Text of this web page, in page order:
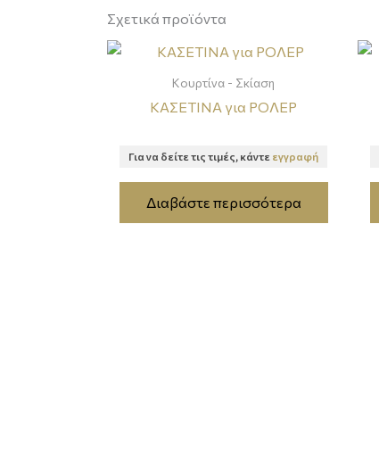
Σχετικά προϊόντα
Κουρτίνα - Σκίαση
ΚΑΣΕΤΙΝΑ για ΡΟΛΕΡ
Για να δείτε τις τιμές, κάντε εγγραφή
Διαβάστε περισσότερα